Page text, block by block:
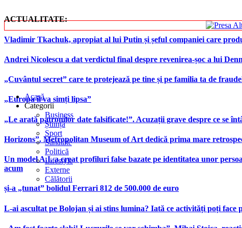
ACTUALITATE:
Vladimir Tkachuk, apropiat al lui Putin și șeful companiei care
Andrei Nicolescu a dat verdictul final despre revenirea-șoc a lui
„Cuvântul secret” care te protejează pe tine și pe familia ta de
„Europa îi va simți lipsa”
„Le arată patronilor date falsificate!”. Acuzații grave despre ce se
Horizons”. Metropolitan Museum of Art dedică prima mare
Un model A.I. a creat profiluri false bazate pe identitatea unor
acum
și-a „tunat” bolidul Ferrari 812 de 500.000 de euro
L-ai ascultat pe Bolojan și ai stins lumina? Iată ce activități poți face
Acasă
Categorii
Business
Știință
Sport
Sănătate
Politică
Lifestyle
Externe
Călătorii